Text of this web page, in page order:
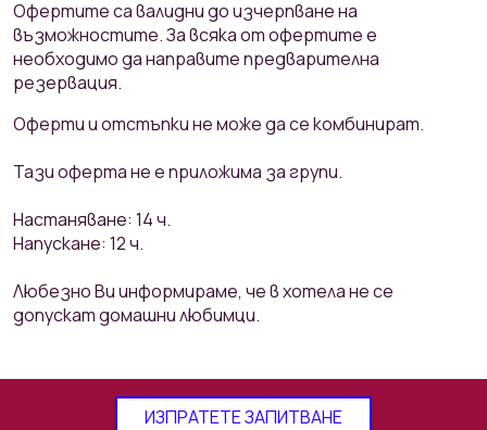
Офертите са валидни до изчерпване на
възможностите. За всяка от офертите е
необходимо да направите предварителна
резервация.
Оферти и отстъпки не може да се комбинират.
Тази оферта не е приложима за групи.
Настаняване: 14 ч.
Напускане: 12 ч.
Любезно Ви информираме, че в хотела не се
допускат домашни любимци.
ИЗПРАТЕТЕ ЗАПИТВАНЕ